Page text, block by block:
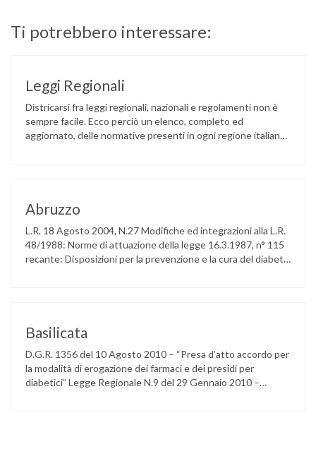
Ti potrebbero interessare:
Leggi Regionali
Districarsi fra leggi regionali, nazionali e regolamenti non è
sempre facile. Ecco perciò un elenco, completo ed
aggiornato, delle normative presenti in ogni regione italiana;
Abruzzo
L.R. 18 Agosto 2004, N.27 Modifiche ed integrazioni alla L.R.
48/1988: Norme di attuazione della legge 16.3.1987, n° 115
recante: Disposizioni per la prevenzione e la cura del diabete
Basilicata
D.G.R. 1356 del 10 Agosto 2010 – “Presa d’atto accordo per
la modalità di erogazione dei farmaci e dei presidi per
diabetici” Legge Regionale N.9 del 29 Gennaio 2010 –